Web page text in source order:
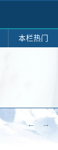
本栏热门
← →